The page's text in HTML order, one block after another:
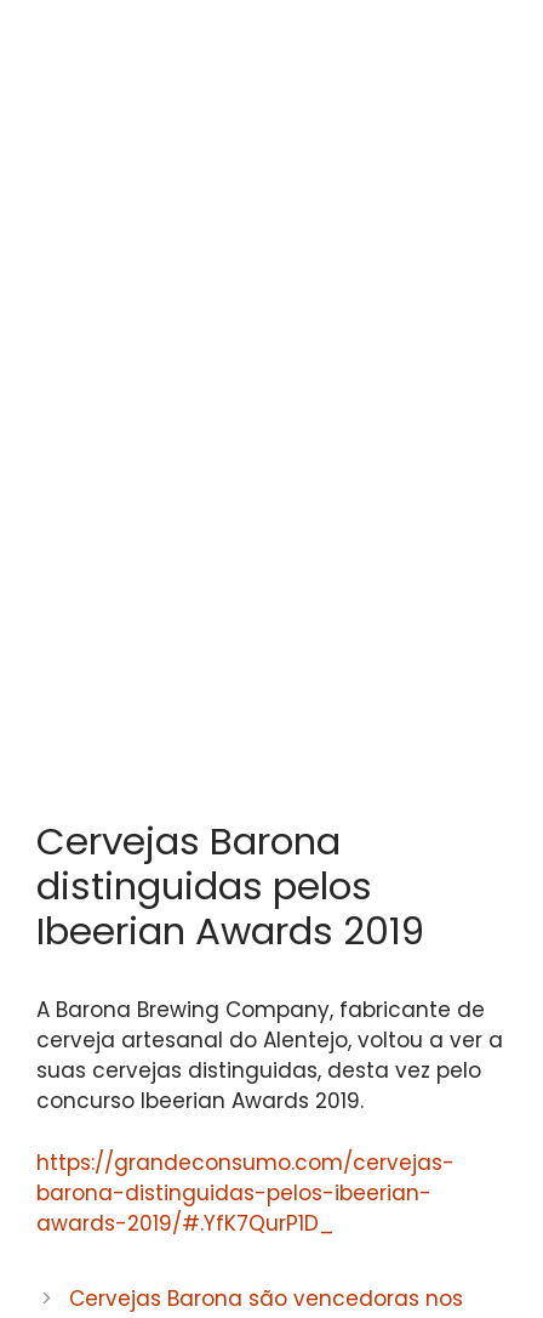
Cervejas Barona
distinguidas pelos
Ibeerian Awards 2019
A Barona Brewing Company, fabricante de
cerveja artesanal do Alentejo, voltou a ver a
suas cervejas distinguidas, desta vez pelo
concurso Ibeerian Awards 2019.
https://grandeconsumo.com/cervejas-
barona-distinguidas-pelos-ibeerian-
awards-2019/#.YfK7QurP1D_
Cervejas Barona são vencedoras nos